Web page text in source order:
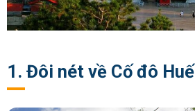
1. Đôi nét về Cố đô Huế